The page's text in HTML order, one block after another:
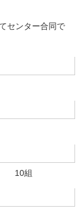
センター合同で
10組